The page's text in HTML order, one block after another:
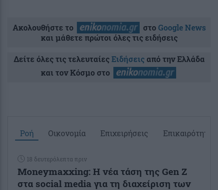
Ακολουθήστε το στοGoogle News
και μάθετε πρώτοι όλες τις ειδήσεις
Δείτε όλες τις τελευταίεςΕιδήσειςαπό την Ελλάδα
και τον Κόσμο στο
Ροή Οικονομία Επιχειρήσεις Επικαιρότητα
18 δευτερόλεπτα πριν
Moneymaxxing: Η νέα τάση της Gen Z
στα social media για τη διαχείριση των